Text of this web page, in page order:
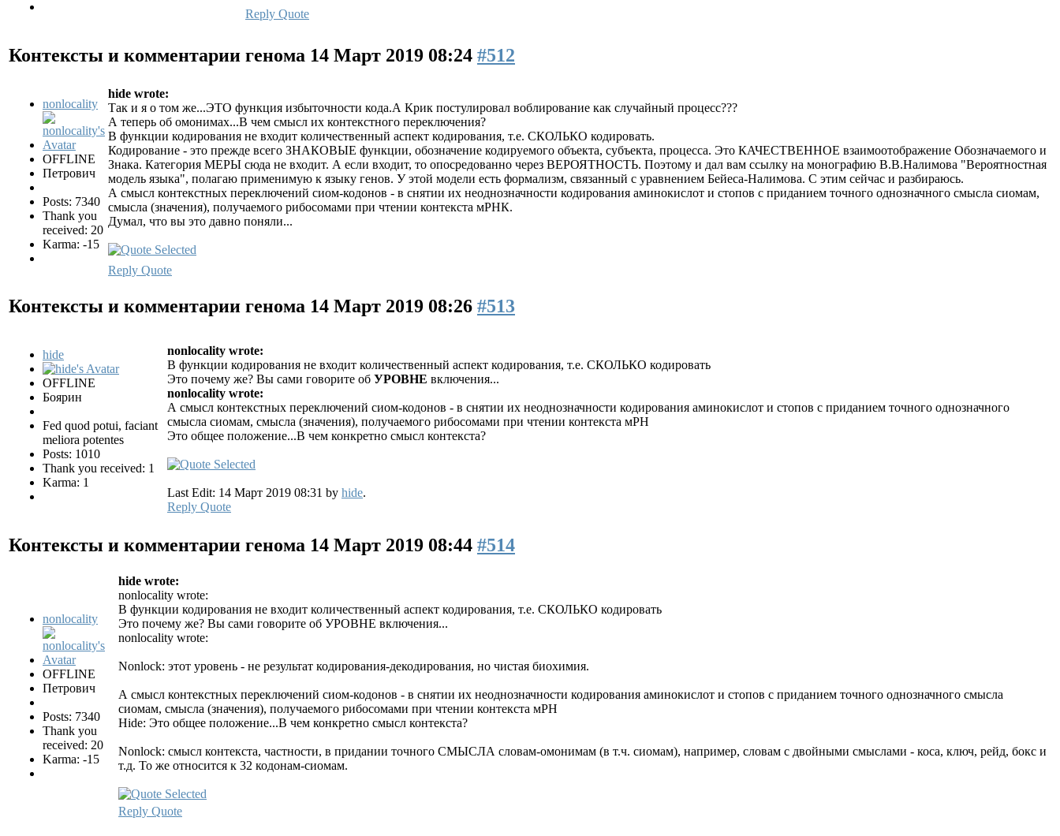
Reply Quote
Контексты и комментарии генома 14 Март 2019 08:24 #512
nonlocality
OFFLINE
Петрович
Posts: 7340
Thank you
received: 20
Karma: -15
hide wrote:
Так и я о том же...ЭТО функция избыточности кода.А Крик постулировал воблирование как случайный процесс???
А теперь об омонимах...В чем смысл их контекстного переключения?
В функции кодирования не входит количественный аспект кодирования, т.е. СКОЛЬКО кодировать.
Кодирование - это прежде всего ЗНАКОВЫЕ функции, обозначение кодируемого объекта, субъекта, процесса. Это КАЧЕСТВЕННОЕ взаимоотображение Обозначаемого и
Знака. Категория МЕРЫ сюда не входит. А если входит, то опосредованно через ВЕРОЯТНОСТЬ. Поэтому и дал вам ссылку на монографию В.В.Налимова "Вероятностная
модель языка", полагаю применимую к языку генов. У этой модели есть формализм, связанный с уравнением Бейеса-Налимова. С этим сейчас и разбираюсь.
А смысл контекстных переключений сиом-кодонов - в снятии их неоднозначности кодирования аминокислот и стопов с приданием точного однозначного смысла сиомам,
смысла (значения), получаемого рибосомами при чтении контекста мРНК.
Думал, что вы это давно поняли...
Reply Quote
Контексты и комментарии генома 14 Март 2019 08:26 #513
hide
OFFLINE
Боярин
Fed quod potui, faciant
meliora potentes
Posts: 1010
Thank you received: 1
Karma: 1
nonlocality wrote:
В функции кодирования не входит количественный аспект кодирования, т.е. СКОЛЬКО кодировать
Это почему же? Вы сами говорите об УРОВНЕ включения...
nonlocality wrote:
А смысл контекстных переключений сиом-кодонов - в снятии их неоднозначности кодирования аминокислот и стопов с приданием точного однозначного
смысла сиомам, смысла (значения), получаемого рибосомами при чтении контекста мРН
Это общее положение...В чем конкретно смысл контекста?
Last Edit: 14 Март 2019 08:31 by hide.
Reply Quote
Контексты и комментарии генома 14 Март 2019 08:44 #514
nonlocality
OFFLINE
Петрович
Posts: 7340
Thank you
received: 20
Karma: -15
hide wrote:
nonlocality wrote:
В функции кодирования не входит количественный аспект кодирования, т.е. СКОЛЬКО кодировать
Это почему же? Вы сами говорите об УРОВНЕ включения...
nonlocality wrote:
Nonlock: этот уровень - не результат кодирования-декодирования, но чистая биохимия.
А смысл контекстных переключений сиом-кодонов - в снятии их неоднозначности кодирования аминокислот и стопов с приданием точного однозначного смысла
сиомам, смысла (значения), получаемого рибосомами при чтении контекста мРН
Hide: Это общее положение...В чем конкретно смысл контекста?
Nonlock: смысл контекста, частности, в придании точного СМЫСЛА словам-омонимам (в т.ч. сиомам), например, словам с двойными смыслами - коса, ключ, рейд, бокс и
т.д. То же относится к 32 кодонам-сиомам.
Reply Quote